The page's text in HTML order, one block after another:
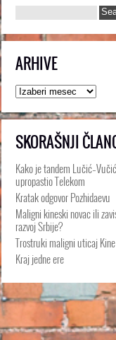
ARHIVE
Arhive
SKORAŠNJI
Kako je tandem Lučić–Vučić
upropastio Telekom
Kratak odgovor Pozhidaevu
Maligni kineski novac ili
razvoj Srbije?
Trostruki maligni uticaj Kine
Kraj jedne ere